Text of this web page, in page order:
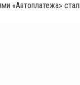
«Автоплатежа»